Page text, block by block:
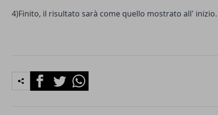
4)Finito, il risultato sarà come quello mostrato all' inizio.
FacebookTwitterWhatsapp